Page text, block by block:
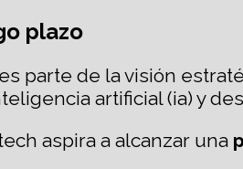
plazo
parte de la visión
artificial (ia) y
aspira a alcanzar una